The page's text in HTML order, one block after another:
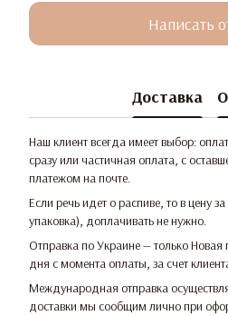
Написать
Доставка
Наш клиент всегда имеет выбор:
сразу или частичная оплата, с
платежом на почте.
Если речь идет о распиве, то в цену
упаковка), доплачивать не нужно.
Отправка по Украине — только Новая
дня с момента оплаты, за счет
Международная отправка
доставки мы сообщим лично при